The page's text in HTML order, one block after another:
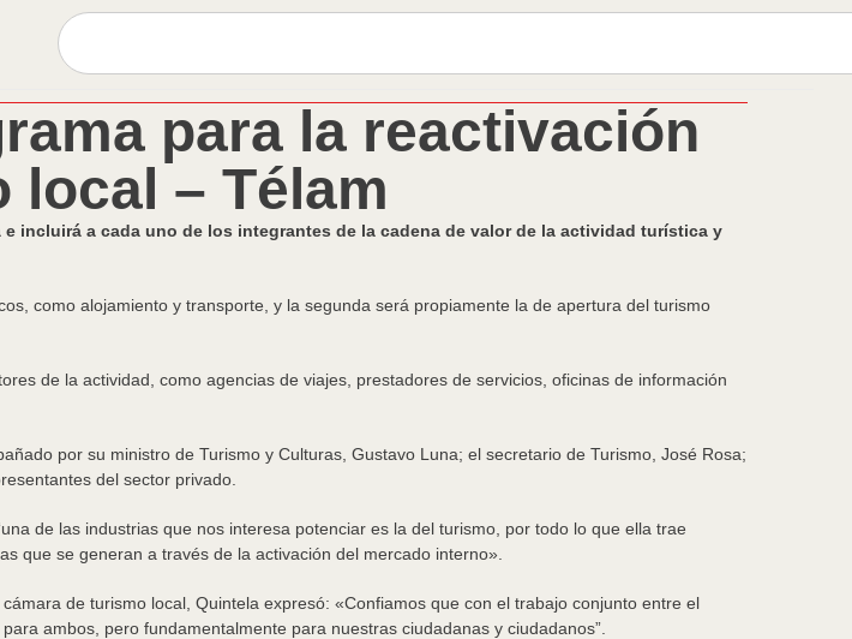
para la reactivación
local – Télam
incluirá a cada uno de los integrantes de la cadena de valor de la actividad turística y
como alojamiento y transporte, y la segunda será propiamente la de apertura del turismo
de la actividad, como agencias de viajes, prestadores de servicios, oficinas de información
por su ministro de Turismo y Culturas, Gustavo Luna; el secretario de Turismo, José Rosa;
del sector privado.
de las industrias que nos interesa potenciar es la del turismo, por todo lo que ella trae
que se generan a través de la activación del mercado interno».
de turismo local, Quintela expresó: «Confiamos que con el trabajo conjunto entre el
ambos, pero fundamentalmente para nuestras ciudadanas y ciudadanos”.